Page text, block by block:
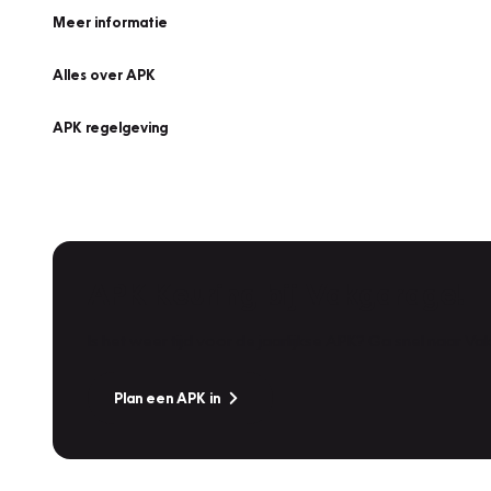
Meer informatie
Alles over APK
APK regelgeving
Plan een APK in